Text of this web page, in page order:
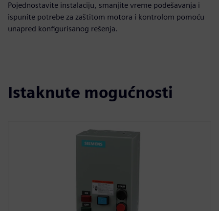
Pojednostavite instalaciju, smanjite vreme podešavanja i
ispunite potrebe za zaštitom motora i kontrolom pomoću
unapred konfigurisanog rešenja.
Istaknute mogućnosti